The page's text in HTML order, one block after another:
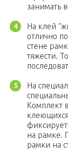
занимать
На клей
отлично
стене
тяжести.
На
Комплект
на рамке.
рамки на